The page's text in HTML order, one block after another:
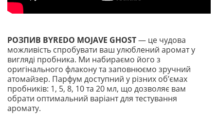
РОЗПИВ BYREDO MOJAVE GHOST— це чудова
можливість спробувати ваш улюблений аромат у
вигляді пробника. Ми набираємо його з
оригінального флакону та заповнюємо зручний
атомайзер. Парфум доступний у різних обʼємах
пробників: 1, 5, 8, 10 та 20 мл, що дозволяє вам
обрати оптимальний варіант для тестування
аромату.